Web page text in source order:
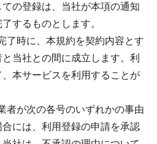
の登録は、当社が本項の通知
するものとします。
了時に、本規約を契約内容とす
当社との間に成立します。利
本サービスを利用することが
者が次の各号のいずれかの事由
には、利用登録の申請を承認